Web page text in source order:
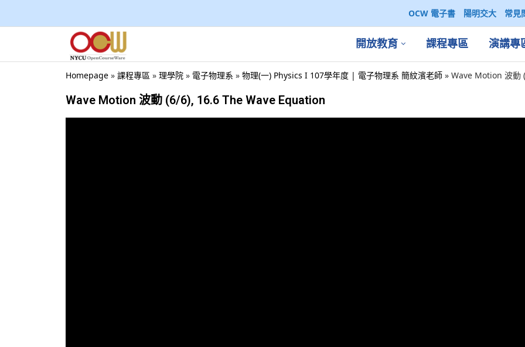
OCW 電子書 陽明交大 常見
開放教育 課程專區 演講專
Homepage » 課程專區 » 理學院 » 電子物理系 » 物理(一) Physics I 107學年度 | 電子物理系 簡紋濱老師 » Wave Motion 波動
Wave Motion 波動 (6/6), 16.6 The Wave Equation